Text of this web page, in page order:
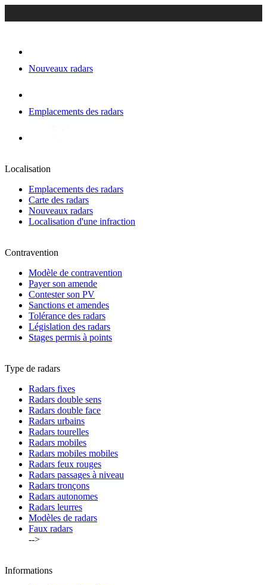
Nouveaux radars
Emplacements des radars
Localisation
Emplacements des radars
Carte des radars
Nouveaux radars
Localisation d'une infraction
Contravention
Modèle de contravention
Payer son amende
Contester son PV
Sanctions et amendes
Tolérance des radars
Législation des radars
Stages permis à points
Type de radars
Radars fixes
Radars double sens
Radars double face
Radars urbains
Radars tourelles
Radars mobiles
Radars mobiles mobiles
Radars feux rouges
Radars passages à niveau
Radars tronçons
Radars autonomes
Radars leurres
Modèles de radars
Faux radars
-->
Informations